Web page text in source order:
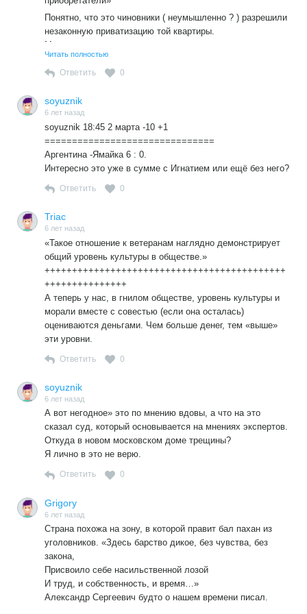
Понятно, что это чиновники ( неумышленно ? ) разрешили
незаконную приватизацию той квартиры.
Можно только посоветовать ветерану обратитьсяк
юристам
от «Справедливой России» за помощью, которые
её оказывают.
Возможно, что удастся вычесть из фонда заработной
платы
чиновников Москвы немалую сумму в пользу ветерана.
Конечно, чиновники будут жаловаться, что их у них
юристы
неопытные и доверчивые… .
Читать полностью
Ответить 0
soyuznik
6 лет назад
soyuznik 18:45 2 марта -10 +1
===============================
Аргентина -Ямайка 6 : 0.
Интересно это уже в сумме с Игнатием или ещё без него?
Ответить 0
Triac
6 лет назад
«Такое отношение к ветеранам наглядно демонстрирует
общий уровень культуры в обществе.»
++++++++++++++++++++++++++++++++++++++++++++
+++++++++++++++
А теперь у нас, в гнилом обществе, уровень культуры и
морали вместе с совестью (если она осталась)
оцениваются деньгами. Чем больше денег, тем «выше»
эти уровни.
Ответить 0
soyuznik
6 лет назад
А вот негодное» это по мнению вдовы, а что на это
сказал суд, который основывается на мнениях экспертов.
Откуда в новом московском доме трещины?
Я лично в это не верю.
Ответить 0
Grigory
6 лет назад
Страна похожа на зону, в которой правит бал пахан из
уголовников. «Здесь барство дикое, без чувства, без
закона,
Присвоило себе насильственной лозой
И труд, и собственность, и время…»
Александр Сергеевич будто о нашем времени писал.